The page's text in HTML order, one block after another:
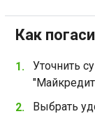
Как
Уточнить
Выбрать